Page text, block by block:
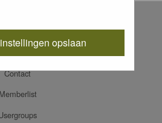
opslaan
Log in
Contact
Memberlist